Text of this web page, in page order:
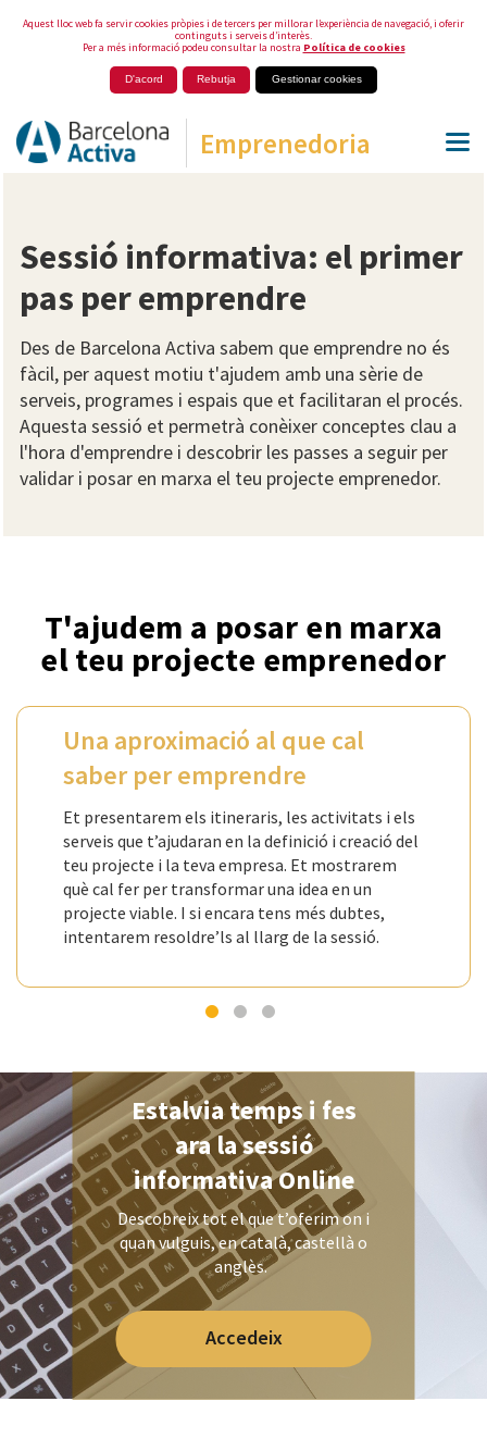
Aquest lloc web fa servir cookies pròpies i de tercers per millorar l’experiència de navegació, i oferir
continguts i serveis d’interès.
Per a més informació podeu consultar la nostra Política de cookies
D'acord Rebutja Gestionar cookies
Emprenedoria
Sessió informativa: el primer
pas per emprendre
Des de Barcelona Activa sabem que emprendre no és
fàcil, per aquest motiu t'ajudem amb una sèrie de
serveis, programes i espais que et facilitaran el procés.
Aquesta sessió et permetrà conèixer conceptes clau a
l'hora d'emprendre i descobrir les passes a seguir per
validar i posar en marxa el teu projecte emprenedor.
T'ajudem a posar en marxa
el teu projecte emprenedor
Una aproximació al que cal
saber per emprendre
Et presentarem els itineraris, les activitats i els
serveis que t’ajudaran en la definició i creació del
teu projecte i la teva empresa. Et mostrarem
què cal fer per transformar una idea en un
projecte viable. I si encara tens més dubtes,
intentarem resoldre’ls al llarg de la sessió.
Estalvia temps i fes
ara la sessió
informativa Online
Descobreix tot el que t’oferim on i
quan vulguis, en català, castellà o
anglès.
Accedeix